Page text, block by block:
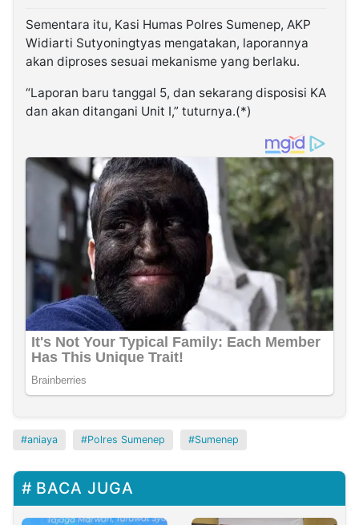
Sementara itu, Kasi Humas Polres Sumenep, AKP
Widiarti Sutyoningtyas mengatakan, laporannya
akan diproses sesuai mekanisme yang berlaku.
“Laporan baru tanggal 5, dan sekarang disposisi KA
dan akan ditangani Unit I,” tuturnya.(*)
aniaya Polres Sumenep Sumenep
BACA JUGA